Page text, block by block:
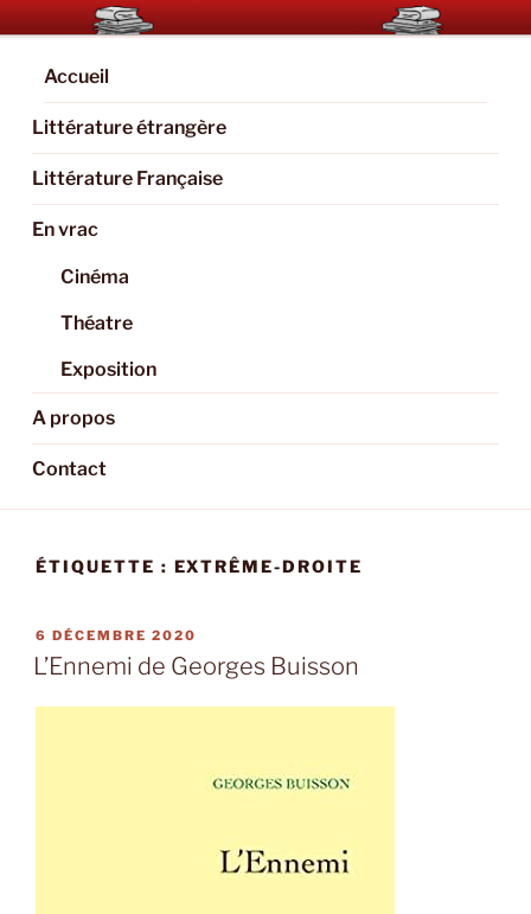
Aller
au
contenu
principal
BOOKAHOLIC.PARIS
Blog Littéraire et Culturel
Accueil
Littérature étrangère
Littérature Française
En vrac
Cinéma
Théatre
Exposition
A propos
Contact
ÉTIQUETTE : EXTRÊME-DROITE
PUBLIÉ
LE
6 DÉCEMBRE 2020
L’Ennemi de Georges Buisson